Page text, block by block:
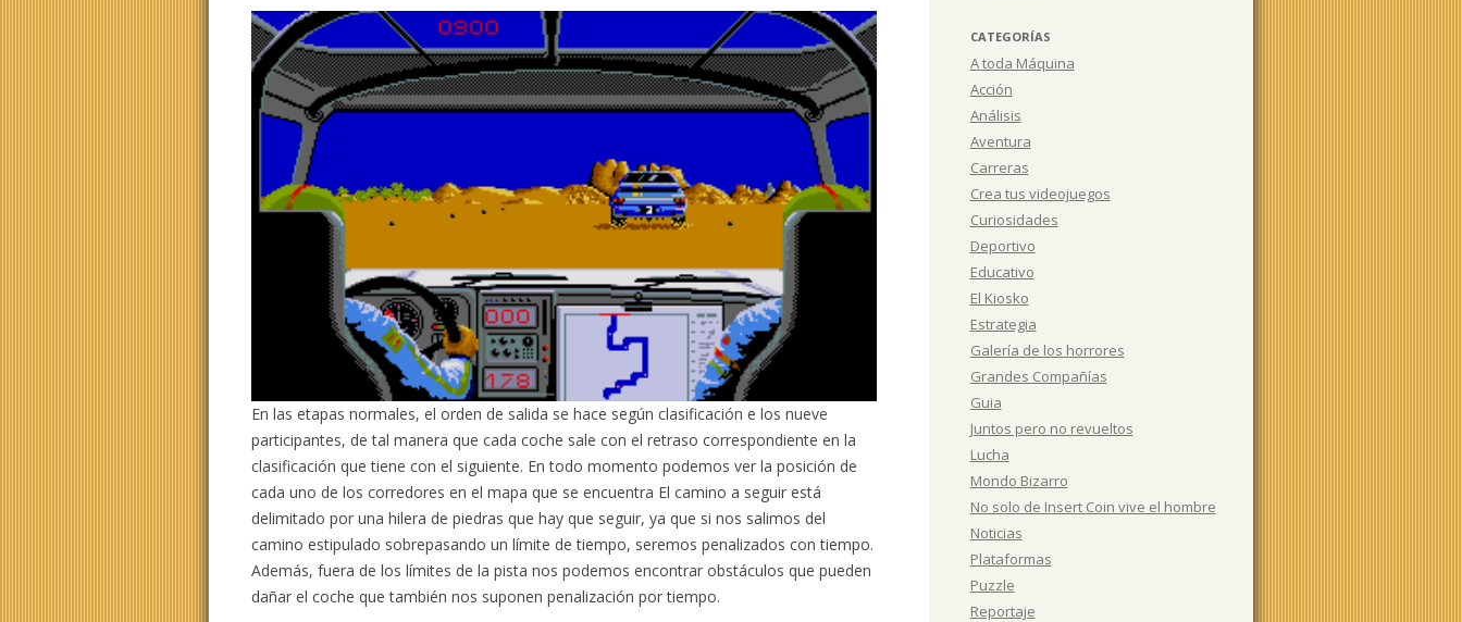
En las etapas normales, el orden de salida se hace según clasificación e los nueve
participantes, de tal manera que cada coche sale con el retraso correspondiente en la
clasificación que tiene con el siguiente. En todo momento podemos ver la posición de
cada uno de los corredores en el mapa que se encuentra El camino a seguir está
delimitado por una hilera de piedras que hay que seguir, ya que si nos salimos del
camino estipulado sobrepasando un límite de tiempo, seremos penalizados con tiempo.
Además, fuera de los límites de la pista nos podemos encontrar obstáculos que pueden
dañar el coche que también nos suponen penalización por tiempo.
CATEGORÍAS
A toda Máquina
Acción
Análisis
Aventura
Carreras
Crea tus videojuegos
Curiosidades
Deportivo
Educativo
El Kiosko
Estrategia
Galería de los horrores
Grandes Compañías
Guia
Juntos pero no revueltos
Lucha
Mondo Bizarro
No solo de Insert Coin vive el hombre
Noticias
Plataformas
Puzzle
Reportaje